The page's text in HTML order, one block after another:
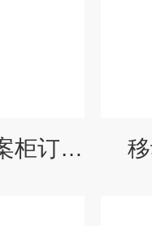
移动档案柜|移动档案柜订做|移动档案柜厂价